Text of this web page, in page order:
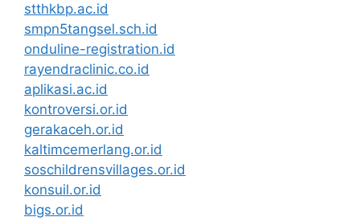
stthkbp.ac.id
smpn5tangsel.sch.id
onduline-registration.id
rayendraclinic.co.id
aplikasi.ac.id
kontroversi.or.id
gerakaceh.or.id
kaltimcemerlang.or.id
soschildrensvillages.or.id
konsuil.or.id
bigs.or.id